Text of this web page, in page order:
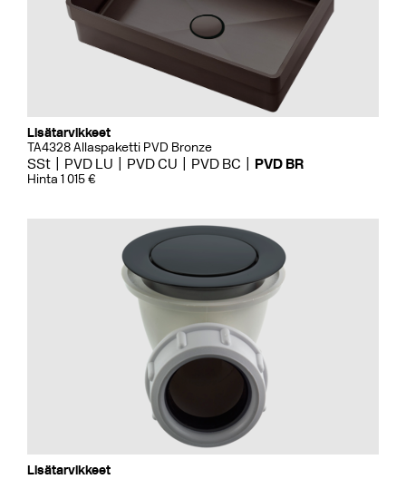
Lisätarvikkeet
TA4328 Allaspaketti PVD Bronze
SSt PVD LU PVD CU PVD BC PVD BR
Hinta 1 015 €
Lisätarvikkeet